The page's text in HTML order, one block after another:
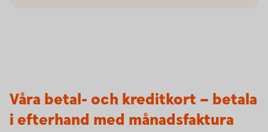
Våra betal- och kreditkort – betala
i efterhand med månadsfaktura